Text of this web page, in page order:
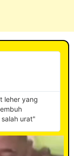
leher yang
urat"